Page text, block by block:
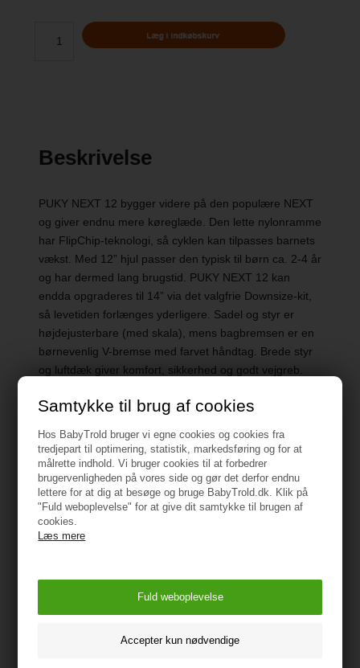
Samtykke til brug af cookies
Hos BabyTrold bruger vi egne cookies og cookies fra
tredjepart til optimering, statistik, markedsføring og for at
målrette indhold. Vi bruger cookies til at forbedrer
brugervenligheden på vores side og gør det derfor endnu
lettere for at dig at besøge og bruge BabyTrold.dk. Klik på
"Fuld weboplevelse" for at give dit samtykke til brugen af
cookies.
Læs mere
Beskrivelse
PUKY NEXT 12 bygger videre på den populære NEXT
og giver endnu mere køreglæde. Den lette nylonramme
har FlipChip-teknologi, så cyklen kan tilpasses barnets
vækst. Med 12” hjul passer den typisk til børn ca. 2-4 år
og har dermed lang brugstid. PUKY NEXT 12 kan
endda opgraderes til 14” via det valgfrie Downsize-kit,
så levetiden forlænges yderligere. Sadel og styr er
højdejusterbare (med skala), mens bagbremsen er en
børnevenlig V-bremse med farvet håndtag. Brede styr
og luftdæk giver komfort, sikkerhed og godt vejgreb.
Specifikationer
Alder: 2+ år
ADVARSEL:
Bruges med beskyttelsesudstyr.